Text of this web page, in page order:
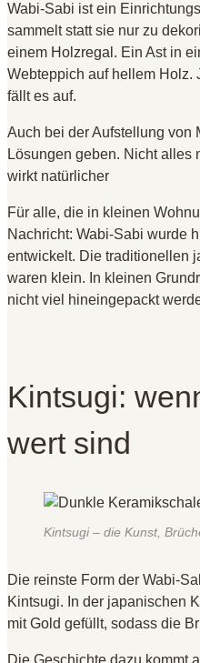
Wabi-Sabi ist ein
sammelt statt sie nur zu
einem Holzregal. Ein Ast in
Webteppich auf hellem Holz.
fällt es auf.
Auch bei der Aufstellung von
Lösungen geben. Nicht alles
wirkt natürlicher
Für alle, die in kleinen
Nachricht: Wabi-Sabi wurde
entwickelt. Die traditionellen
waren klein. In kleinen
nicht viel hineingepackt
Kintsugi:
wert sind
Kintsugi – die Kunst,
Die reinste Form der Wabi-
Kintsugi. In der japanischen
mit Gold gefüllt, sodass die
Die Geschichte dazu kommt